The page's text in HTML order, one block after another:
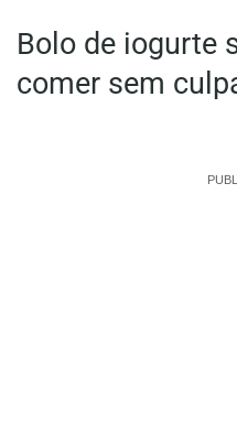
Bolo de iogurte
comer sem